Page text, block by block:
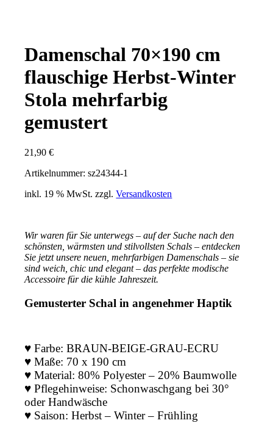
Damenschal 70×190 cm
flauschige Herbst-Winter
Stola mehrfarbig
gemustert
21,90€
Artikelnummer: sz24344-1
inkl. 19 % MwSt. zzgl.Versandkosten
Wir waren für Sie unterwegs – auf der Suche nach den
schönsten, wärmsten und stilvollsten Schals – entdecken
Sie jetzt unsere neuen, mehrfarbigen Damenschals – sie
sind weich, chic und elegant – das perfekte modische
Accessoire für die kühle Jahreszeit.
Gemusterter Schal in angenehmer Haptik
♥ Farbe: BRAUN-BEIGE-GRAU-ECRU
♥ Maße: 70 x 190 cm
♥ Material: 80% Polyester – 20% Baumwolle
♥ Pflegehinweise: Schonwaschgang bei 30°
oder Handwäsche
♥ Saison: Herbst – Winter – Frühling